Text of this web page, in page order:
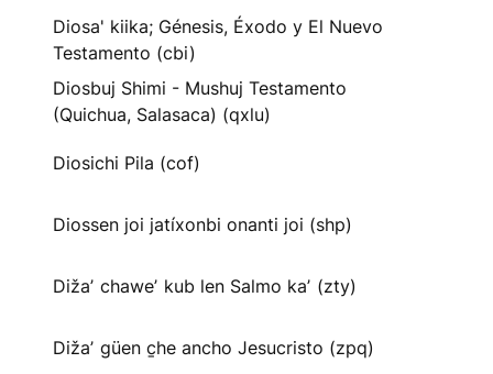
Diosa' kiika; Génesis, Éxodo y El Nuevo
Testamento (cbi)
Diosbuj Shimi - Mushuj Testamento
(Quichua, Salasaca) (qxlu)
Diosichi Pila (cof)
Diossen joi jatíxonbi onanti joi (shp)
Dižaʼ chaweʼ kub len Salmo kaʼ (zty)
Dižaʼ güen c̱he ancho Jesucristo (zpq)